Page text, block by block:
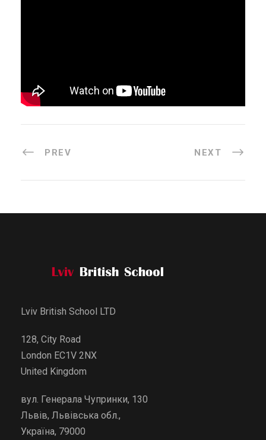
PREV NEXT
Lviv British School LTD
128, City Road
London EC1V 2NX
United Kingdom
вул. Генерала Чупринки, 130
Львів, Львівська обл.,
Україна, 79000